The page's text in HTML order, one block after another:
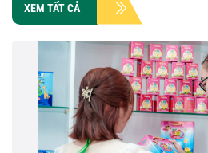
XEM TẤT CẢ